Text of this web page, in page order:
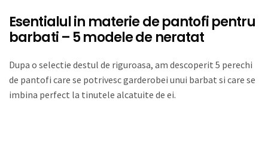
Esentialul in materie de pantofi pentru
barbati – 5 modele de neratat
Dupa o selectie destul de riguroasa, am descoperit 5 perechi
de pantofi care se potrivesc garderobei unui barbat si care se
imbina perfect la tinutele alcatuite de ei.